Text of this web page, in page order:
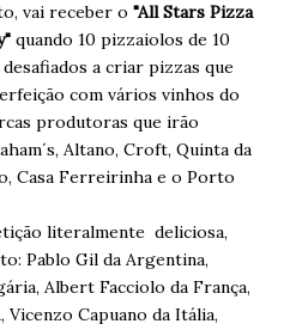
vai receber o "All Stars Pizza
quando 10 pizzaiolos de 10
a criar pizzas que
com vários vinhos do
produtoras que irão
Altano, Croft, Quinta da
Casa Ferreirinha e o Porto
literalmente deliciosa,
Pablo Gil da Argentina,
Albert Facciolo da França,
Vicenzo Capuano da Itália,